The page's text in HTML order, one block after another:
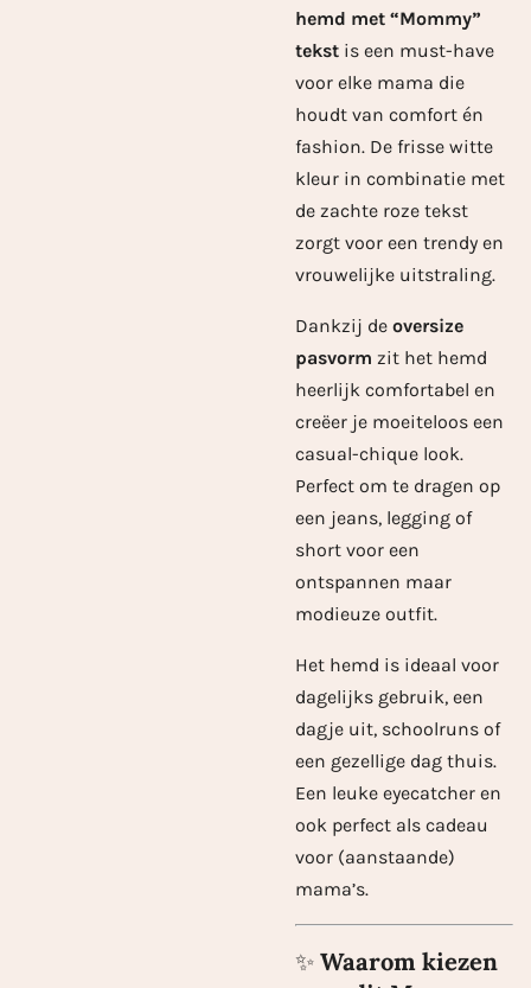
hemd met “Mommy”
tekst is een must-have
voor elke mama die
houdt van comfort én
fashion. De frisse witte
kleur in combinatie met
de zachte roze tekst
zorgt voor een trendy en
vrouwelijke uitstraling.
Dankzij de oversize
pasvorm zit het hemd
heerlijk comfortabel en
creëer je moeiteloos een
casual-chique look.
Perfect om te dragen op
een jeans, legging of
short voor een
ontspannen maar
modieuze outfit.
Het hemd is ideaal voor
dagelijks gebruik, een
dagje uit, schoolruns of
een gezellige dag thuis.
Een leuke eyecatcher en
ook perfect als cadeau
voor (aanstaande)
mama’s.
✨Waarom kiezen